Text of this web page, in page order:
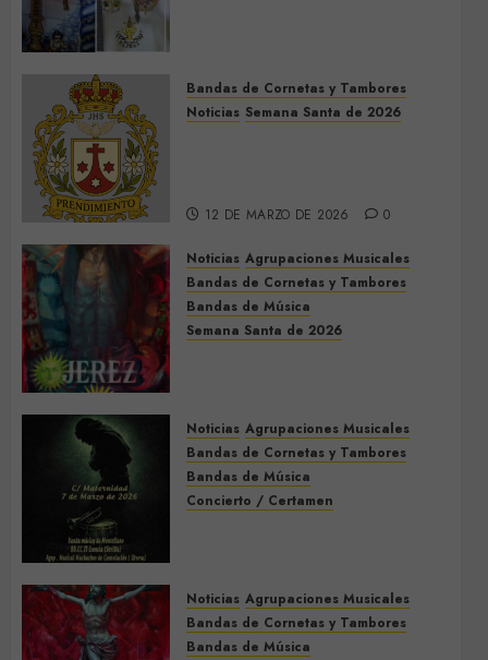
9 DE MAYO DE 2026 0
Bandas de Cornetas y Tambores
Noticias Semana Santa de 2026
12 DE MARZO DE 2026 0
Noticias Agrupaciones Musicales
Bandas de Cornetas y Tambores
Bandas de Música
Semana Santa de 2026
5 DE MARZO DE 2026 0
Noticias Agrupaciones Musicales
Bandas de Cornetas y Tambores
Bandas de Música
Concierto / Certamen
Noticias Agrupaciones Musicales
Bandas de Cornetas y Tambores
Bandas de Música